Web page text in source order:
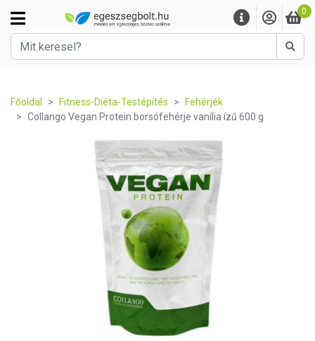
0
Főoldal Fitness-Diéta-Testépítés
Fehérjék
Collango Vegan Protein borsófehérje vanília ízű 600 g